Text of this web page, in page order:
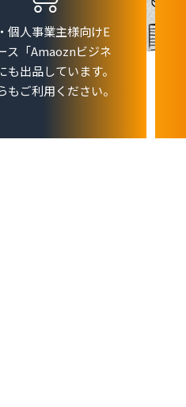
個人事業主様向けE
ス「Amaoznビジネ
も出品しています。
もご利用ください。